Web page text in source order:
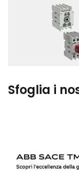
Sfoglia i